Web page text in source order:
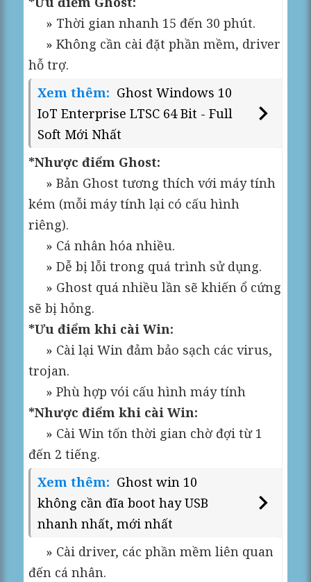
» Thời gian nhanh 15 đến 30 phút.
» Không cần cài đặt phần mềm, driver
hỗ trợ.
Xem thêm: Ghost Windows 10
IoT Enterprise LTSC 64 Bit - Full
Soft Mới Nhất
*Nhược điểm Ghost:
» Bản Ghost tương thích với máy tính
kém (mỗi máy tính lại có cấu hình
riêng).
» Cá nhân hóa nhiều.
» Dễ bị lỗi trong quá trình sử dụng.
» Ghost quá nhiều lần sẽ khiến ổ cứng
sẽ bị hỏng.
*Ưu điểm khi cài Win:
» Cài lại Win đảm bảo sạch các virus,
trojan.
» Phù hợp vói cấu hình máy tính
*Nhược điểm khi cài Win:
» Cài Win tốn thời gian chờ đợi từ 1
đến 2 tiếng.
Xem thêm: Ghost win 10
không cần đĩa boot hay USB
nhanh nhất, mới nhất
» Cài driver, các phần mềm liên quan
đến cá nhân.